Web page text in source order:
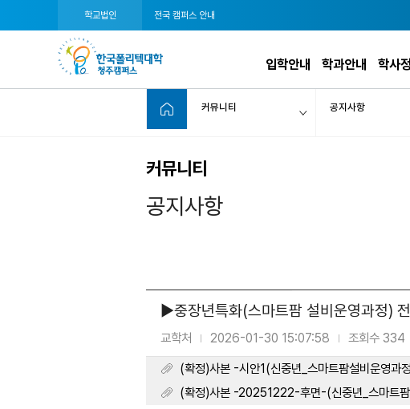
학교법인 전국 캠퍼스 안내
입학안내 학과안내 학사
커뮤니티 공지사항
커뮤니티
공지사항
▶중장년특화(스마트팜 설비운영과정)
교학처 | 2026-01-30 15:07:58 |
조회수 334
(확정)사본 -시안1(신중년_스마트팜설비운영
(확정)사본 -20251222-후면-(신중년_스마